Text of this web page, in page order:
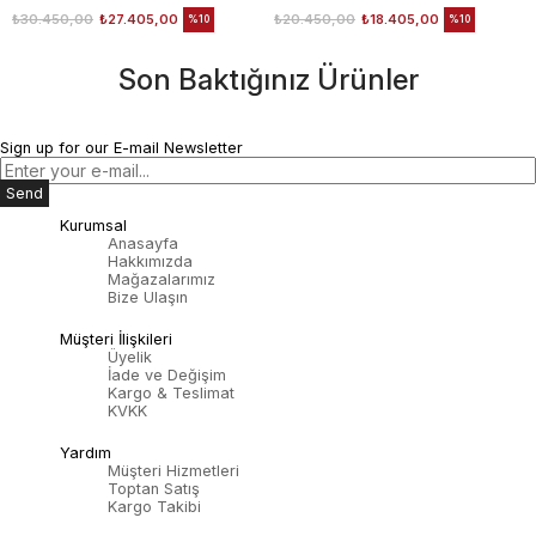
₺27.405,00
₺30.450,00 %10 ₺18.405,00
₺20.450,00 %10
Son Baktığınız Ürünler
Sign up for our E-mail Newsletter
Send
Kurumsal
Anasayfa
Hakkımızda
Mağazalarımız
Bize Ulaşın
Müşteri İlişkileri
Üyelik
İade ve Değişim
Kargo & Teslimat
KVKK
Yardım
Müşteri Hizmetleri
Toptan Satış
Kargo Takibi